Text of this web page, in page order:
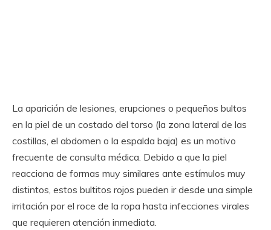
La aparición de lesiones, erupciones o pequeños bultos
en la piel de un costado del torso (la zona lateral de las
costillas, el abdomen o la espalda baja) es un motivo
frecuente de consulta médica. Debido a que la piel
reacciona de formas muy similares ante estímulos muy
distintos, estos bultitos rojos pueden ir desde una simple
irritación por el roce de la ropa hasta infecciones virales
que requieren atención inmediata.